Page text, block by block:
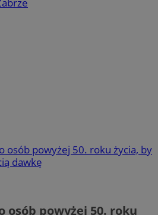
osób powyżej 50. roku życia, by
dawkę
osób powyżej 50. roku